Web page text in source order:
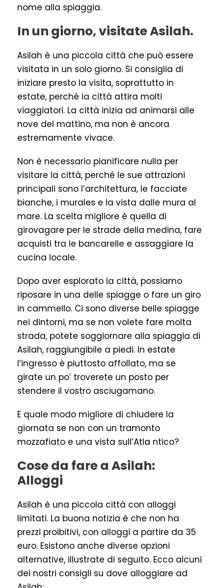
nome alla spiaggia.
In un giorno, visitate Asilah.
Asilah è una piccola città che può essere
visitata in un solo giorno. Si consiglia di
iniziare presto la visita, soprattutto in
estate, perché la città attira molti
viaggiatori. La città inizia ad animarsi alle
nove del mattino, ma non è ancora
estremamente vivace.
Non è necessario pianificare nulla per
visitare la città, perché le sue attrazioni
principali sono l’architettura, le facciate
bianche, i murales e la vista dalle mura al
mare. La scelta migliore è quella di
girovagare per le strade della medina, fare
acquisti tra le bancarelle e assaggiare la
cucina locale.
Dopo aver esplorato la città, possiamo
riposare in una delle spiagge o fare un giro
in cammello. Ci sono diverse belle spiagge
nei dintorni, ma se non volete fare molta
strada, potete soggiornare alla spiaggia di
Asilah, raggiungibile a piedi. In estate
l’ingresso è piuttosto affollato, ma se
girate un po’ troverete un posto per
stendere il vostro asciugamano.
E quale modo migliore di chiudere la
giornata se non con un tramonto
mozzafiato e una vista sull’Atla ntico?
Cose da fare a Asilah:
Alloggi
Asilah è una piccola città con alloggi
limitati. La buona notizia è che non ha
prezzi proibitivi, con alloggi a partire da 35
euro. Esistono anche diverse opzioni
alternative, illustrate di seguito. Ecco alcuni
dei nostri consigli su dove alloggiare ad